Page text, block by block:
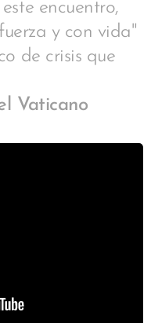
encuentro,
y con vida"
de crisis que
Vaticano